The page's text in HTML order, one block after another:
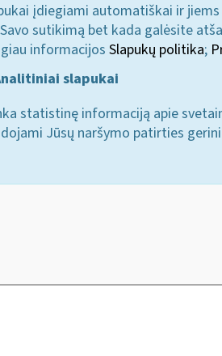
įdiegiami automatiškai ir
sutikimą bet kada galėsite
informacijos Slapukų politika;
slapukai
statistinę informaciją apie
Jūsų naršymo patirties